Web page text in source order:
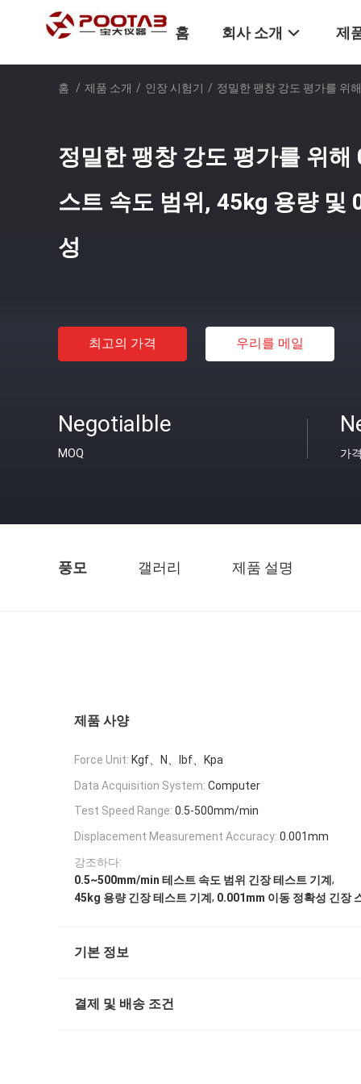
홈 회사 소개 제
홈 / 제품 소개 / 인장 시험기 / 정밀한 팽창 강도 평가를 위
정밀한 팽창 강도 평가를 위
스트 속도 범위, 45kg 용량 및
성
최고의 가격 우리를 메일
Negotialble
MOQ 가격
풍모 갤러리 제품 설명
제품 사양
Force Unit: Kgf、N、lbf、Kpa
Data Acquisition System: Computer
Test Speed Range: 0.5-500mm/min
Displacement Measurement Accuracy: 0.001mm
강조하다:
0.5~500mm/min 테스트 속도 범위 긴장 테스트 기계 ,
45kg 용량 긴장 테스트 기계, 0.001mm 이동 정확성 긴장
기본 정보
결제 및 배송 조건